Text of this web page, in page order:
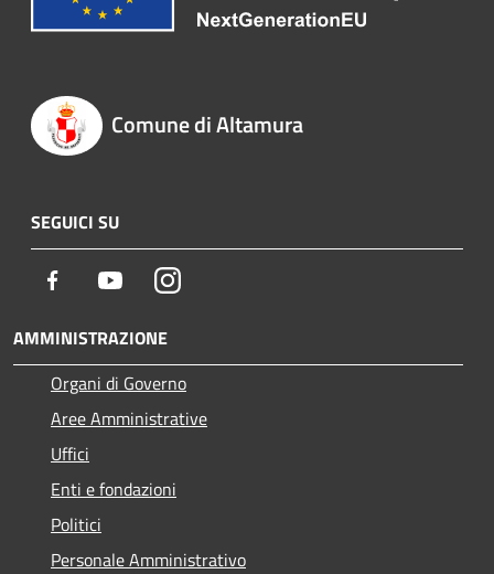
Comune di Altamura
SEGUICI SU
Facebook YoutubeInstagram
AMMINISTRAZIONE
Organi di Governo
Aree Amministrative
Uffici
Enti e fondazioni
Politici
Personale Amministrativo